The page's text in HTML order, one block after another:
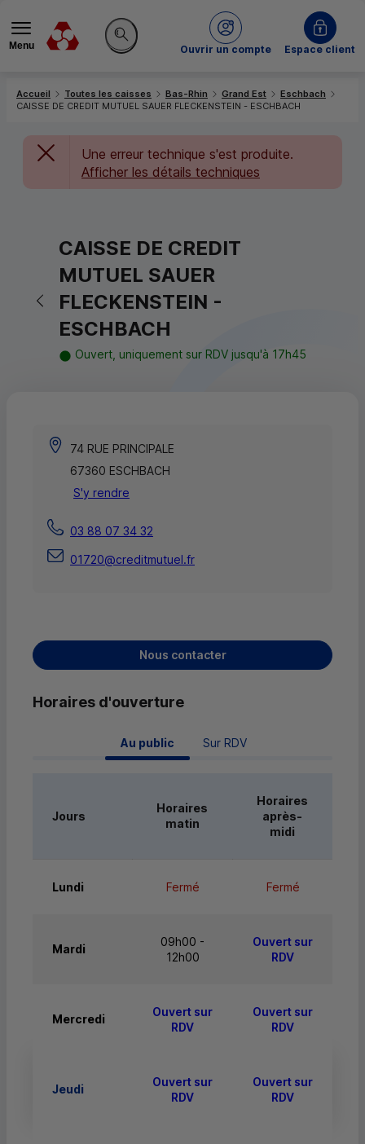
Menu
Rechercher sur le site
Ouvrir un compte
du Crédit MutuelEspace client
Accueil Toutes les caisses Bas-Rhin Grand Est
Eschbach
CAISSE DE CREDIT MUTUEL SAUER FLECKENSTEIN - ESCHBACH
Une erreur technique s'est produite.
Afficher les détails techniques
Retour vers la page précédente
CAISSE DE CREDIT
MUTUEL SAUER
FLECKENSTEIN -
ESCHBACH
Ouvert, uniquement sur RDV jusqu'à 17h45
74 RUE PRINCIPALE
67360 ESCHBACH
S'y rendre
03 88 07 34 32
01720@creditmutuel.fr
Nous contacter
Horaires d'ouverture
Au public Sur RDV
Jours
Horaires
matin
Horaires
après-
midi
Lundi Fermé Fermé
Mardi
09h00 -
12h00
Ouvert sur
RDV
Mercredi
Ouvert sur
RDV
Ouvert sur
RDV
Jeudi
Ouvert sur
RDV
Ouvert sur
RDV